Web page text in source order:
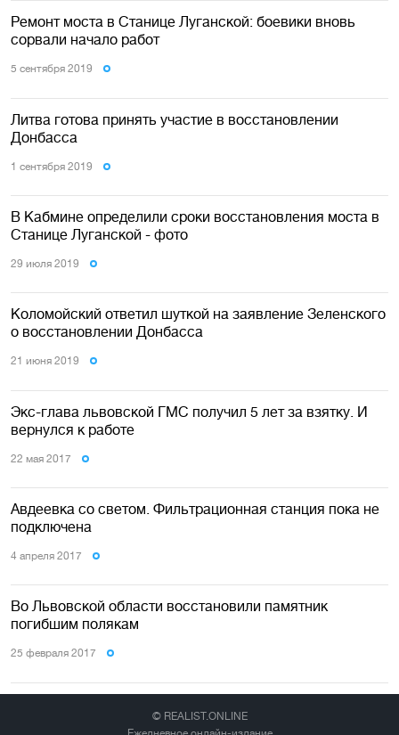
Ремонт моста в Станице Луганской: боевики вновь
сорвали начало работ
5 сентября 2019
Литва готова принять участие в восстановлении
Донбасса
1 сентября 2019
В Кабмине определили сроки восстановления моста в
Станице Луганской - фото
29 июля 2019
Коломойский ответил шуткой на заявление Зеленского
о восстановлении Донбасса
21 июня 2019
Экс-глава львовской ГМС получил 5 лет за взятку. И
вернулся к работе
22 мая 2017
Авдеевка со светом. Фильтрационная станция пока не
подключена
4 апреля 2017
Во Львовской области восстановили памятник
погибшим полякам
25 февраля 2017
© REALIST.ONLINE